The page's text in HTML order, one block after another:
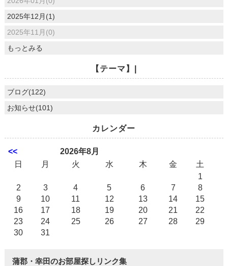
2025年12月(1)
2025年11月(0)
もっとみる
【テーマ】|
ブログ(122)
お知らせ(101)
カレンダー
<<
2026年8月
日
月 火 水 木 金
土
1
2
3 4 5 6 7
8
9
10 11 12 13 14
15
16
17 18 19 20 21
22
23
24 25 26 27 28
29
30
31
蒲郡・幸田のお部屋探しリンク集